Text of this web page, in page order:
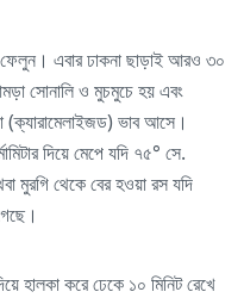
ফেলুন। এবার ঢাকনা ছাড়াই আরও ৩০
সোনালি ও মুচমুচে হয় এবং
ভাব আসে।
দিয়ে মেপে যদি ৭৫° সে.
মুরগি থেকে বের হওয়া রস যদি
হালকা করে ঢেকে ১০ মিনিট রেখে